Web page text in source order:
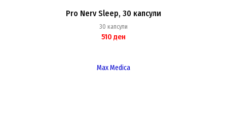
Pro Nerv Sleep, 30 капсули
30 капсули
510 ден
Max Medica